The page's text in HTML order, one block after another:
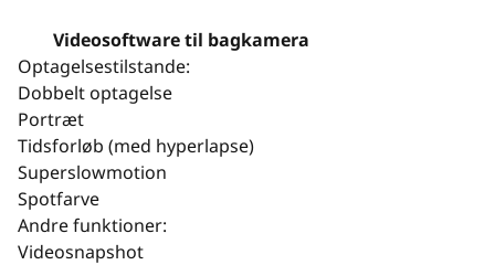
Videosoftware til bagkamera
Optagelsestilstande:
Dobbelt optagelse
Portræt
Tidsforløb (med hyperlapse)
Superslowmotion
Spotfarve
Andre funktioner:
Videosnapshot